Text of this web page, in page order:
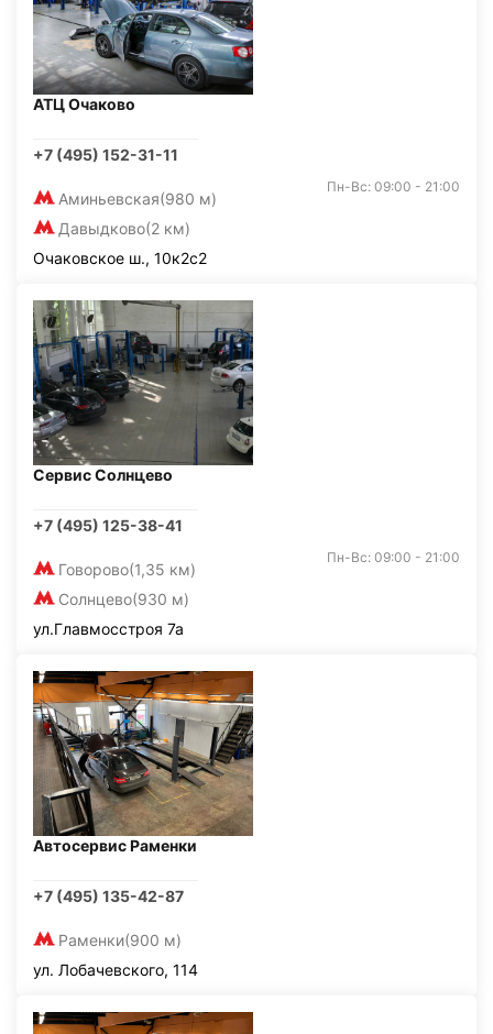
АТЦ Очаково
+7 (495) 152-31-11
Аминьевская(980 м)
Давыдково(2 км)
Пн-Вс: 09:00 - 21:00
Очаковское ш., 10к2с2
Сервис Солнцево
+7 (495) 125-38-41
Говорово(1,35 км)
Солнцево(930 м)
Пн-Вс: 09:00 - 21:00
ул.Главмосстроя 7а
Автосервис Раменки
+7 (495) 135-42-87
Раменки(900 м)
ул. Лобачевского, 114